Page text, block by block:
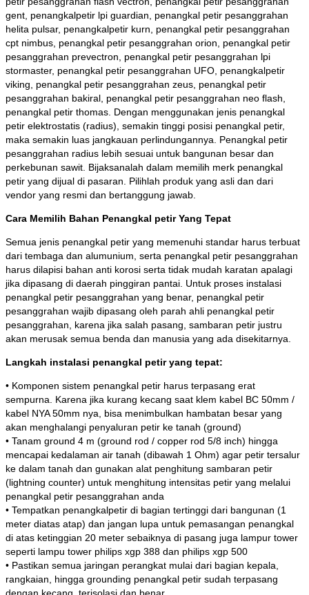
gent, penangkalpetir lpi guardian, penangkal petir pesanggrahan
helita pulsar, penangkalpetir kurn, penangkal petir pesanggrahan
cpt nimbus, penangkal petir pesanggrahan orion, penangkal petir
pesanggrahan prevectron, penangkal petir pesanggrahan lpi
stormaster, penangkal petir pesanggrahan UFO, penangkalpetir
viking, penangkal petir pesanggrahan zeus, penangkal petir
pesanggrahan bakiral, penangkal petir pesanggrahan neo flash,
penangkal petir thomas. Dengan menggunakan jenis penangkal
petir elektrostatis (radius), semakin tinggi posisi penangkal petir,
maka semakin luas jangkauan perlindungannya. Penangkal petir
pesanggrahan radius lebih sesuai untuk bangunan besar dan
perkebunan sawit. Bijaksanalah dalam memilih merk penangkal
petir yang dijual di pasaran. Pilihlah produk yang asli dan dari
vendor yang resmi dan bertanggung jawab.
Cara Memilih Bahan Penangkal petir Yang Tepat
Semua jenis penangkal petir yang memenuhi standar harus terbuat
dari tembaga dan alumunium, serta penangkal petir pesanggrahan
harus dilapisi bahan anti korosi serta tidak mudah karatan apalagi
jika dipasang di daerah pinggiran pantai. Untuk proses instalasi
penangkal petir pesanggrahan yang benar, penangkal petir
pesanggrahan wajib dipasang oleh parah ahli penangkal petir
pesanggrahan, karena jika salah pasang, sambaran petir justru
akan merusak semua benda dan manusia yang ada disekitarnya.
Langkah instalasi penangkal petir yang tepat:
• Komponen sistem penangkal petir harus terpasang erat
sempurna. Karena jika kurang kecang saat klem kabel BC 50mm /
kabel NYA 50mm nya, bisa menimbulkan hambatan besar yang
akan menghalangi penyaluran petir ke tanah (ground)
• Tanam ground 4 m (ground rod / copper rod 5/8 inch) hingga
mencapai kedalaman air tanah (dibawah 1 Ohm) agar petir tersalur
ke dalam tanah dan gunakan alat penghitung sambaran petir
(lightning counter) untuk menghitung intensitas petir yang melalui
penangkal petir pesanggrahan anda
• Tempatkan penangkalpetir di bagian tertinggi dari bangunan (1
meter diatas atap) dan jangan lupa untuk pemasangan penangkal
di atas ketinggian 20 meter sebaiknya di pasang juga lampur tower
seperti lampu tower philips xgp 388 dan philips xgp 500
• Pastikan semua jaringan perangkat mulai dari bagian kepala,
rangkaian, hingga grounding penangkal petir sudah terpasang